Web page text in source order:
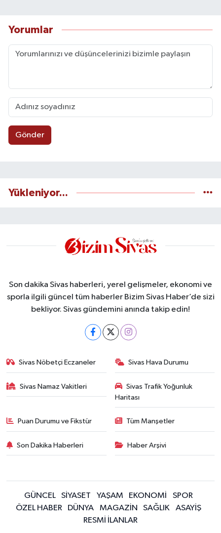
Yorumlar
Gönder
Yükleniyor...
Son dakika Sivas haberleri, yerel gelişmeler, ekonomi ve
sporla ilgili güncel tüm haberler Bizim Sivas Haber’de sizi
bekliyor. Sivas gündemini anında takip edin!
Sivas Nöbetçi Eczaneler Sivas Hava Durumu
Sivas Namaz Vakitleri
Sivas Trafik Yoğunluk
Haritası
Puan Durumu ve Fikstür Tüm Manşetler
Son Dakika Haberleri Haber Arşivi
GÜNCEL SİYASET YAŞAM EKONOMİ
SPOR
ÖZEL HABER
DÜNYA MAGAZİN SAĞLIK
ASAYİŞ
RESMİ İLANLAR